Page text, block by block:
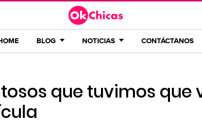
BLOG NOTICIAS CONTÁCTANOS
que tuvimos que